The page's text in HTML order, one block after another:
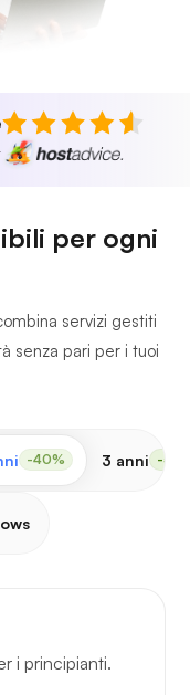
per ogni
servizi gestiti
senza pari per i tuoi
-40% 3 anni -
i principianti.